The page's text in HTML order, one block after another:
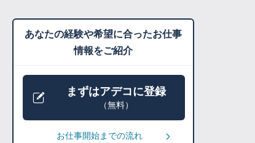
あなたの経験や希望に合ったお仕事
情報をご紹介
まずはアデコに登録
（無料）
お仕事開始までの流れ